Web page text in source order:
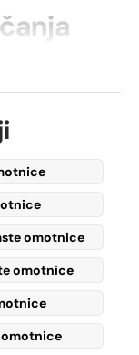
osobni i
omotnice
omotnice
omotnice